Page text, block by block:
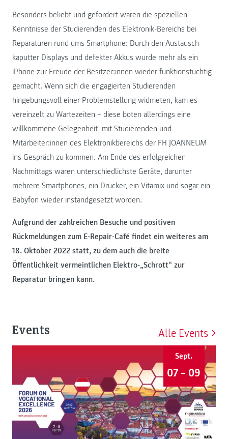
Besonders beliebt und gefordert waren die speziellen
Kenntnisse der Studierenden des Elektronik-Bereichs bei
Reparaturen rund ums Smartphone: Durch den Austausch
kaputter Displays und defekter Akkus wurde mehr als ein
iPhone zur Freude der Besitzer:innen wieder funktionstüchtig
gemacht. Wenn sich die engagierten Studierenden
hingebungsvoll einer Problemstellung widmeten, kam es
vereinzelt zu Wartezeiten – diese boten allerdings eine
willkommene Gelegenheit, mit Studierenden und
Mitarbeiter:innen des Elektronikbereichs der FH JOANNEUM
ins Gespräch zu kommen. Am Ende des erfolgreichen
Nachmittags waren unterschiedlichste Geräte, darunter
mehrere Smartphones, ein Drucker, ein Vitamix und sogar ein
Babyfon wieder instandgesetzt worden.
Aufgrund der zahlreichen Besuche und positiven
Rückmeldungen zum E-Repair-Café findet ein weiteres am
18. Oktober 2022 statt, zu dem auch die breite
Öffentlichkeit vermeintlichen Elektro-„Schrott“ zur
Reparatur bringen kann.
Events Alle Events
Sept.
07 – 09